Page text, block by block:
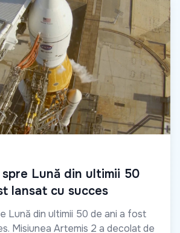
spre Lună din ultimii 50
lansat cu succes
Lună din ultimii 50 de ani a fost
Misiunea Artemis 2 a decolat de